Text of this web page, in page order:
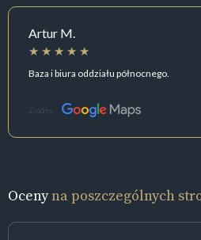
Artur M.
Baza i biura oddziału północnego.
Źródło:
Ocenyna poszczególnych